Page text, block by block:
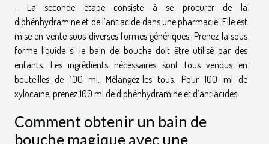
- La seconde étape consiste à se procurer de la
diphénhydramine et de l’antiacide dans une pharmacie. Elle est
mise en vente sous diverses formes génériques. Prenez-la sous
forme liquide si le bain de bouche doit être utilisé par des
enfants. Les ingrédients nécessaires sont tous vendus en
bouteilles de 100 ml. Mélangez-les tous. Pour 100 ml de
xylocaïne, prenez 100 ml de diphénhydramine et d’antiacides.
Comment obtenir un bain de
bouche magique avec une